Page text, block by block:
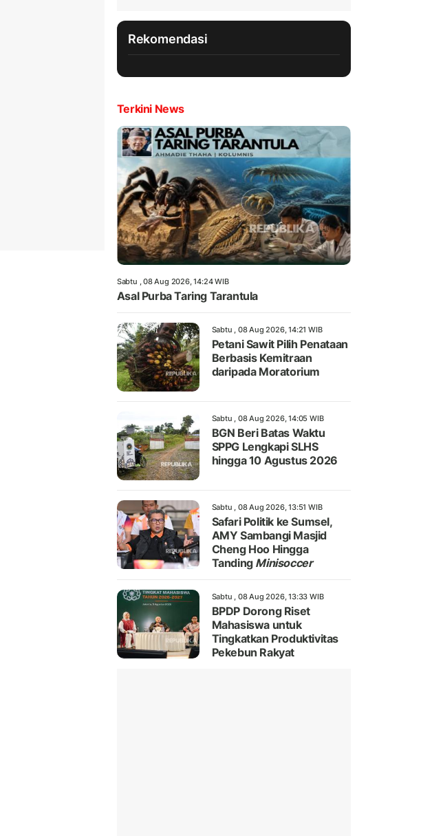
Rekomendasi
Terkini News
Sabtu , 08 Aug 2026, 14:24 WIB
Asal Purba Taring Tarantula
Sabtu , 08 Aug 2026, 14:21 WIB
Petani Sawit Pilih Penataan
Berbasis Kemitraan
daripada Moratorium
Sabtu , 08 Aug 2026, 14:05 WIB
BGN Beri Batas Waktu
SPPG Lengkapi SLHS
hingga 10 Agustus 2026
Sabtu , 08 Aug 2026, 13:51 WIB
Safari Politik ke Sumsel,
AMY Sambangi Masjid
Cheng Hoo Hingga
Tanding Minisoccer
Sabtu , 08 Aug 2026, 13:33 WIB
BPDP Dorong Riset
Mahasiswa untuk
Tingkatkan Produktivitas
Pekebun Rakyat